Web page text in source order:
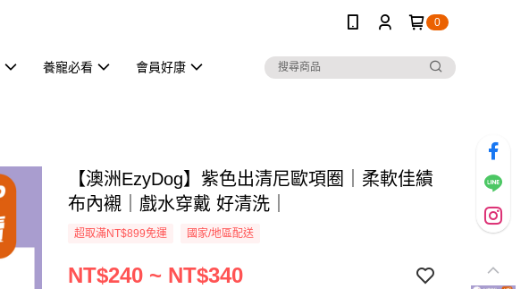
0
養寵必看 會員好康
【澳洲EzyDog】紫色出清尼歐項圈｜柔軟佳績
布內襯｜戲水穿戴 好清洗｜
超取滿NT$899免運 國家/地區配送
NT$240 ~ NT$340